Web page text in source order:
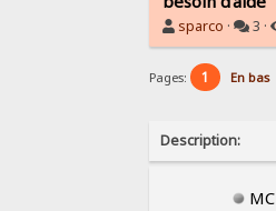
sparco · 3 ·
Pages: 1 En bas
Description:
MC